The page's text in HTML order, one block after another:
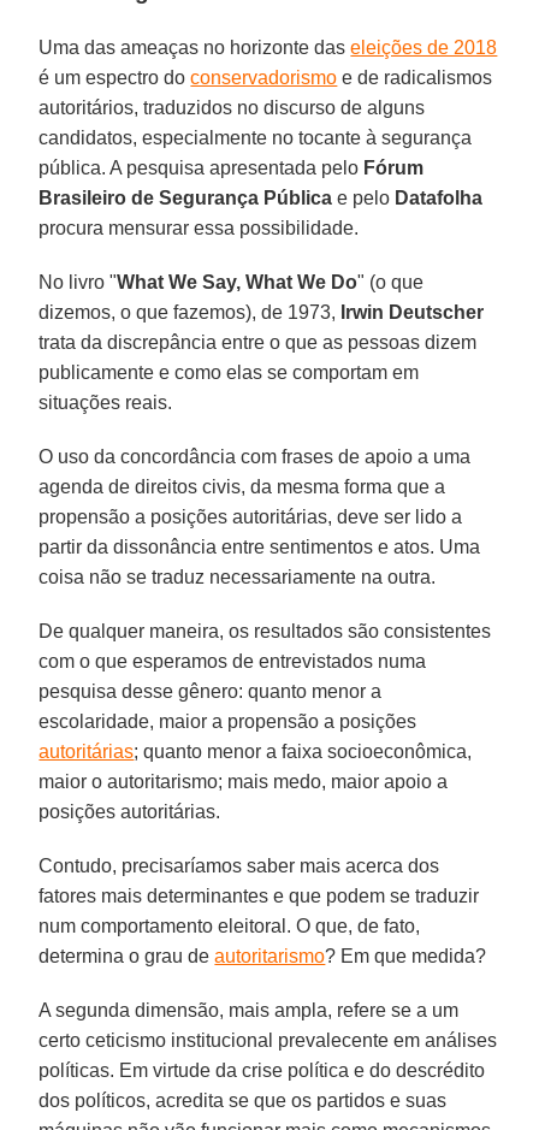
Uma das ameaças no horizonte daseleições de 2018
é um espectro doconservadorismo e de radicalismos
autoritários, traduzidos no discurso de alguns
candidatos, especialmente no tocante à segurança
pública. A pesquisa apresentada pelo Fórum
Brasileiro de Segurança Pública e pelo Datafolha
procura mensurar essa possibilidade.
No livro "What We Say, What We Do" (o que
dizemos, o que fazemos), de 1973, Irwin Deutscher
trata da discrepância entre o que as pessoas dizem
publicamente e como elas se comportam em
situações reais.
O uso da concordância com frases de apoio a uma
agenda de direitos civis, da mesma forma que a
propensão a posições autoritárias, deve ser lido a
partir da dissonância entre sentimentos e atos. Uma
coisa não se traduz necessariamente na outra.
De qualquer maneira, os resultados são consistentes
com o que esperamos de entrevistados numa
pesquisa desse gênero: quanto menor a
escolaridade, maior a propensão a posições
autoritárias; quanto menor a faixa socioeconômica,
maior o autoritarismo; mais medo, maior apoio a
posições autoritárias.
Contudo, precisaríamos saber mais acerca dos
fatores mais determinantes e que podem se traduzir
num comportamento eleitoral. O que, de fato,
determina o grau deautoritarismo? Em que medida?
A segunda dimensão, mais ampla, refere se a um
certo ceticismo institucional prevalecente em análises
políticas. Em virtude da crise política e do descrédito
dos políticos, acredita se que os partidos e suas